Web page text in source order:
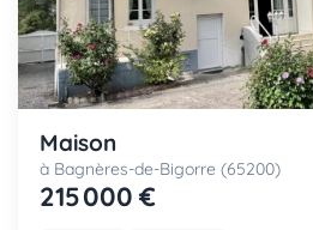
Maison
à Bagnères-de-Bigorre (65200)
215 000 €